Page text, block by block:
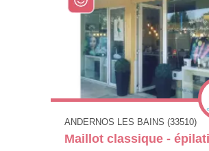
ANDERNOS LES BAINS (33510)
Maillot classique -